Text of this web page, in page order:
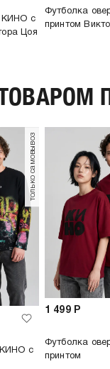
КИНО с
Цоя
Футболка
принтом
только самовывоз
КИНО с
1 499Р
Футболка
принтом